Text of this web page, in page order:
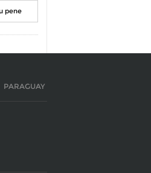
pene
PARAGUAY